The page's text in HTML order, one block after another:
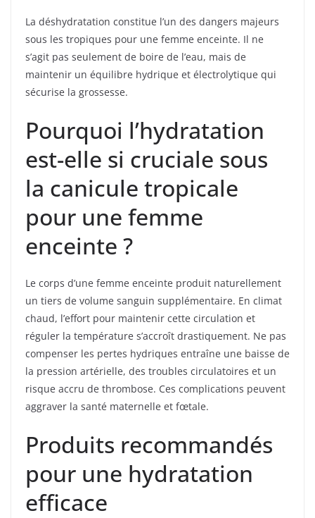
La déshydratation constitue l’un des dangers majeurs
sous les tropiques pour une femme enceinte. Il ne
s’agit pas seulement de boire de l’eau, mais de
maintenir un équilibre hydrique et électrolytique qui
sécurise la grossesse.
Pourquoi l’hydratation
est-elle si cruciale sous
la canicule tropicale
pour une femme
enceinte ?
Le corps d’une femme enceinte produit naturellement
un tiers de volume sanguin supplémentaire. En climat
chaud, l’effort pour maintenir cette circulation et
réguler la température s’accroît drastiquement. Ne pas
compenser les pertes hydriques entraîne une baisse de
la pression artérielle, des troubles circulatoires et un
risque accru de thrombose. Ces complications peuvent
aggraver la santé maternelle et fœtale.
Produits recommandés
pour une hydratation
efficace